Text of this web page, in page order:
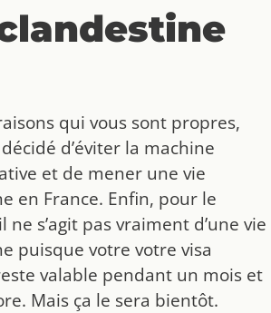
qui vous sont propres,
d’éviter la machine
et de mener une vie
en France. Enfin, pour le
ne s’agit pas vraiment d’une vie
puisque votre votre visa
valable pendant un mois et
Mais ça le sera bientôt.